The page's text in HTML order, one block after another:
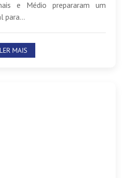
e Médio prepararam um
para...
LER MAIS